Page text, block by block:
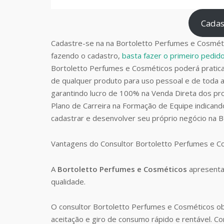
Cadastre-se na na Bortoletto Perfumes e
fazendo o cadastro, basta fazer o primeiro
Bortoletto Perfumes e Cosméticos poderá
de qualquer produto para uso pessoal e de toda
garantindo lucro de 100% na Venda Direta dos
Plano de Carreira na Formação de Equipe
cadastrar e desenvolver seu próprio negócio na
Vantagens do Consultor Bortoletto Perfumes e
A Bortoletto Perfumes e Cosméticos
qualidade.
O consultor Bortoletto Perfumes e Cosméticos
aceitação e giro de consumo rápido e rentável.